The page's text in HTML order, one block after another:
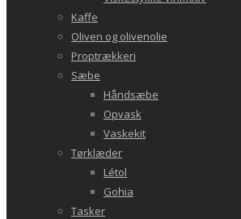
Kaffe
Oliven og olivenolie
Proptrækkeri
Sæbe
Håndsæbe
Opvask
Vaskekit
Tørklæder
Létol
Gohia
Tasker